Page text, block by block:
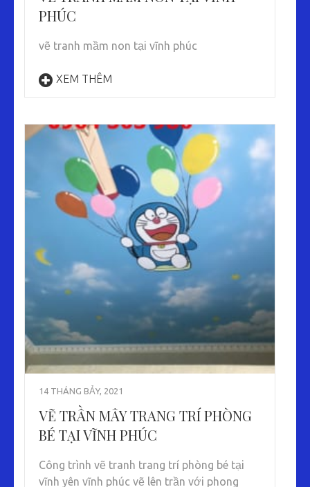
PHÚC
vẽ tranh mầm non tại vĩnh phúc
XEM THÊM
14 THÁNG BẢY, 2021
VẼ TRẦN MÂY TRANG TRÍ PHÒNG
BÉ TẠI VĨNH PHÚC
Công trình vẽ tranh trang trí phòng bé tại
vĩnh yên vĩnh phúc vẽ lên trần với phong